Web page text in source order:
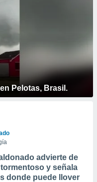
Pelotas, Brasil.
advierte de
y señala
donde puede llover